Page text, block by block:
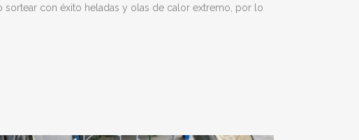
con éxito heladas y olas de calor extremo, por lo